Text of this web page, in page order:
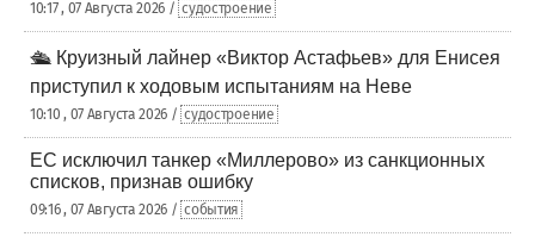
10:17 , 07 Августа 2026 / судостроение
🛳️ Круизный лайнер «Виктор Астафьев» для Енисея
приступил к ходовым испытаниям на Неве
10:10 , 07 Августа 2026 / судостроение
ЕС исключил танкер «Миллерово» из санкционных
списков, признав ошибку
09:16 , 07 Августа 2026 / события